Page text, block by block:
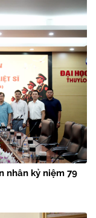
nhân kỷ niệm 79